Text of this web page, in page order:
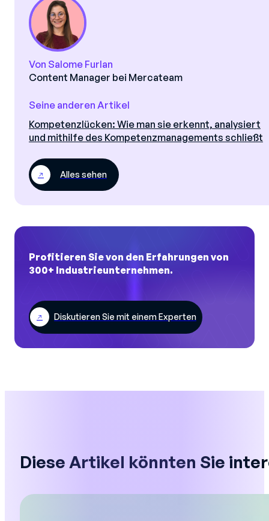
Von Salome Furlan
Content Manager bei Mercateam
Seine anderen Artikel
Kompetenzlücken: Wie man sie erkennt, analysiert
und mithilfe des Kompetenzmanagements schließt
Alles sehen
Profitieren Sie von den Erfahrungen von
300+ Industrieunternehmen.
Diskutieren Sie mit einem Experten
Diese Artikel könnten Sie